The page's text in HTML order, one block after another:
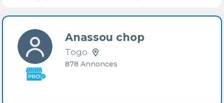
Anassou chop
Togo
878 Annonces